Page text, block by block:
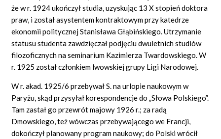
że w r. 1924 ukończył studia, uzyskując 13 X stopień doktora
praw, i został asystentem kontraktowym przy katedrze
ekonomii politycznej Stanisława Głąbińskiego. Utrzymanie
statusu studenta zawdzięczał podjęciu dwuletnich studiów
filozoficznych na seminarium Kazimierza Twardowskiego. W
r. 1925 został członkiem lwowskiej grupy Ligi Narodowej.
W r. akad. 1925/6 przebywał S. na urlopie naukowym w
Paryżu, skąd przysyłał korespondencje do „Słowa Polskiego”.
Tam zastał go przewrót majowy 1926 r.; za radą
Dmowskiego, też wówczas przebywającego we Francji,
dokończył planowany program naukowy; do Polski wrócił